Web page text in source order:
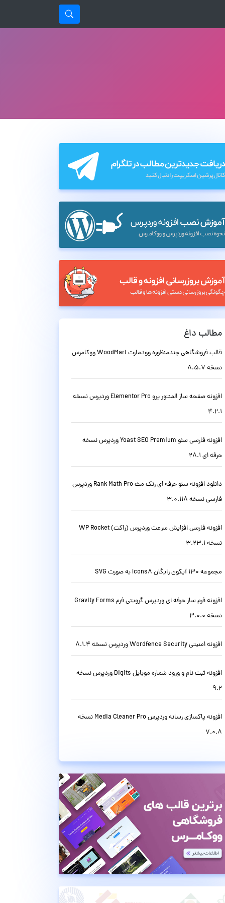
مطالب داغ
قالب فروشگاهی چندمنظوره وودمارت WoodMart ووکامرس
نسخه 8.5.7
افزونه صفحه ساز المنتور پرو Elementor Pro وردپرس نسخه
4.2.1
افزونه فارسی سئو Yoast SEO Premium وردپرس نسخه
حرفه ای 28.1
دانلود افزونه سئو حرفه ای رنک مث Rank Math Pro وردپرس
فارسی نسخه 3.0.118
افزونه فارسی افزایش سرعت وردپرس (راکت) WP Rocket
نسخه 3.23.1
مجموعه 130 آیکون رایگان Icons8 به صورت SVG
افزونه فرم ساز حرفه ای وردپرس گرویتی فرم Gravity Forms
نسخه 3.0.0
افزونه امنیتی Wordfence Security وردپرس نسخه 8.1.4
افزونه ثبت نام و ورود شماره موبایل Digits وردپرس نسخه
9.2
افزونه پاکسازی رسانه وردپرس Media Cleaner Pro نسخه
7.0.8